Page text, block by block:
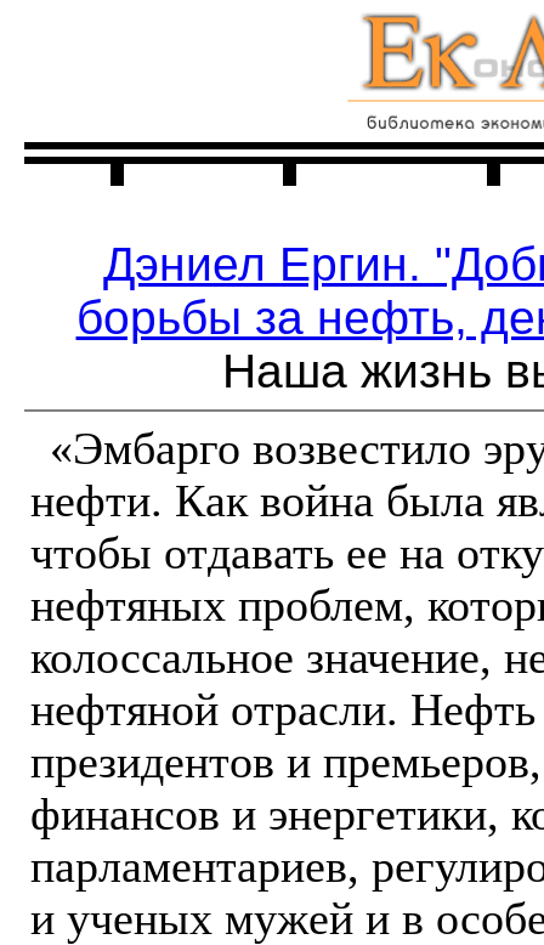
Дэниел Ергин.
борьбы за нефть,
Наша жизнь
«Эмбарго возвестило
нефти. Как война была
чтобы отдавать ее на
нефтяных проблем,
колоссальное значение,
нефтяной отрасли.
президентов и
финансов и энергетики,
парламентариев,
и ученых мужей и в